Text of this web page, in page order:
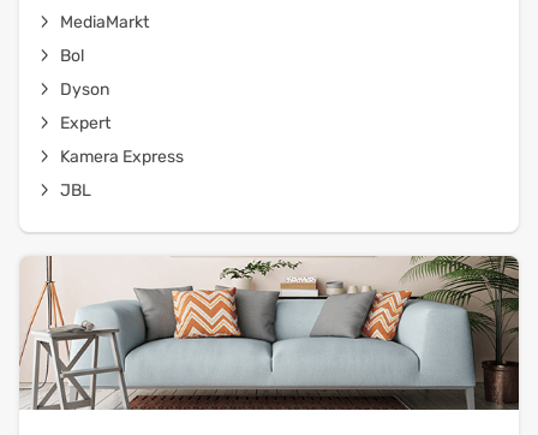
MediaMarkt
Bol
Dyson
Expert
Kamera Express
JBL